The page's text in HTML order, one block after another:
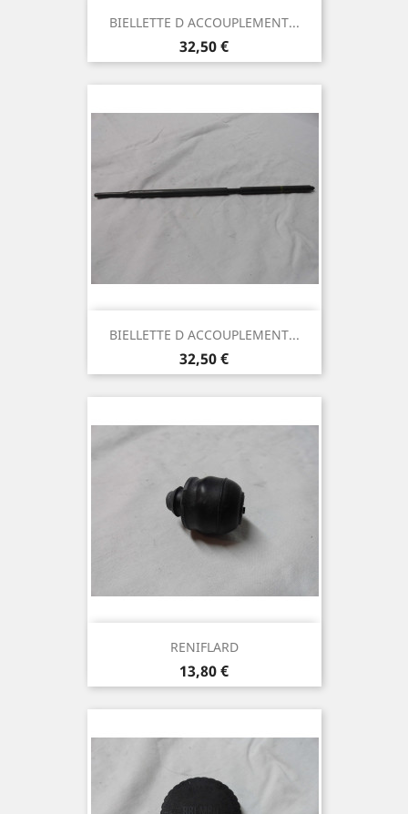
BIELLETTE D ACCOUPLEMENT...
Prix
32,50 €
BIELLETTE D ACCOUPLEMENT...
Prix
32,50 €
RENIFLARD
Prix
13,80 €